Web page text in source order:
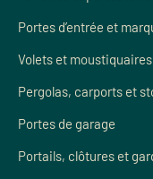
Portes d’entrée et
Volets et moustiquaires
Pergolas, carports et
Portes de garage
Portails, clôtures et